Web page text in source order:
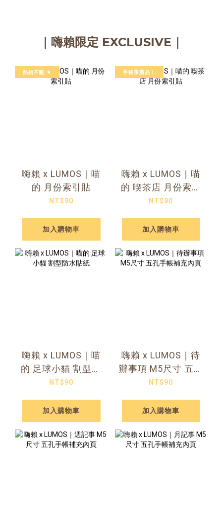
｜嗨賴限定 EXCLUSIVE｜
熱銷不斷 ★
嗨賴 x LUMOS｜喵
的 月份索引貼
NT$90
加入購物車
手帳季新品！
嗨賴 x LUMOS｜喵
的 喫茶店 月份索引
貼
NT$90
加入購物車
嗨賴 x LUMOS｜喵
的 足球小貓 割型防
水貼紙
NT$90
加入購物車
嗨賴 x LUMOS｜待
辦事項 M5尺寸 五孔
手帳補充內頁
NT$90
加入購物車